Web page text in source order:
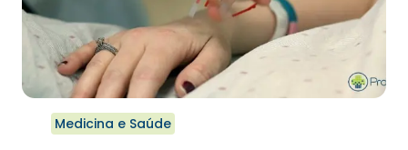
Medicina e Saúde